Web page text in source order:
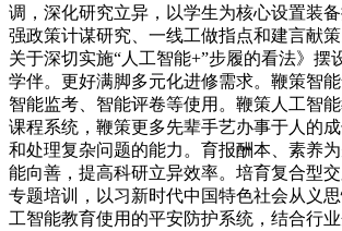
调，深化研究立异，以学生为核心设置装
强政策计谋研究、一线工做指点和建言献
关于深切实施“人工智能+”步履的看法》摆
学伴。更好满脚多元化进修需求。鞭策智能
智能监考、智能评卷等使用。鞭策人工智
课程系统，鞭策更多先辈手艺办事于人的
和处理复杂问题的能力。育报酬本、素养
能向善，提高科研立异效率。培育复合型
专题培训，以习新时代中国特色社会从义
工智能教育使用的平安防护系统，结合行